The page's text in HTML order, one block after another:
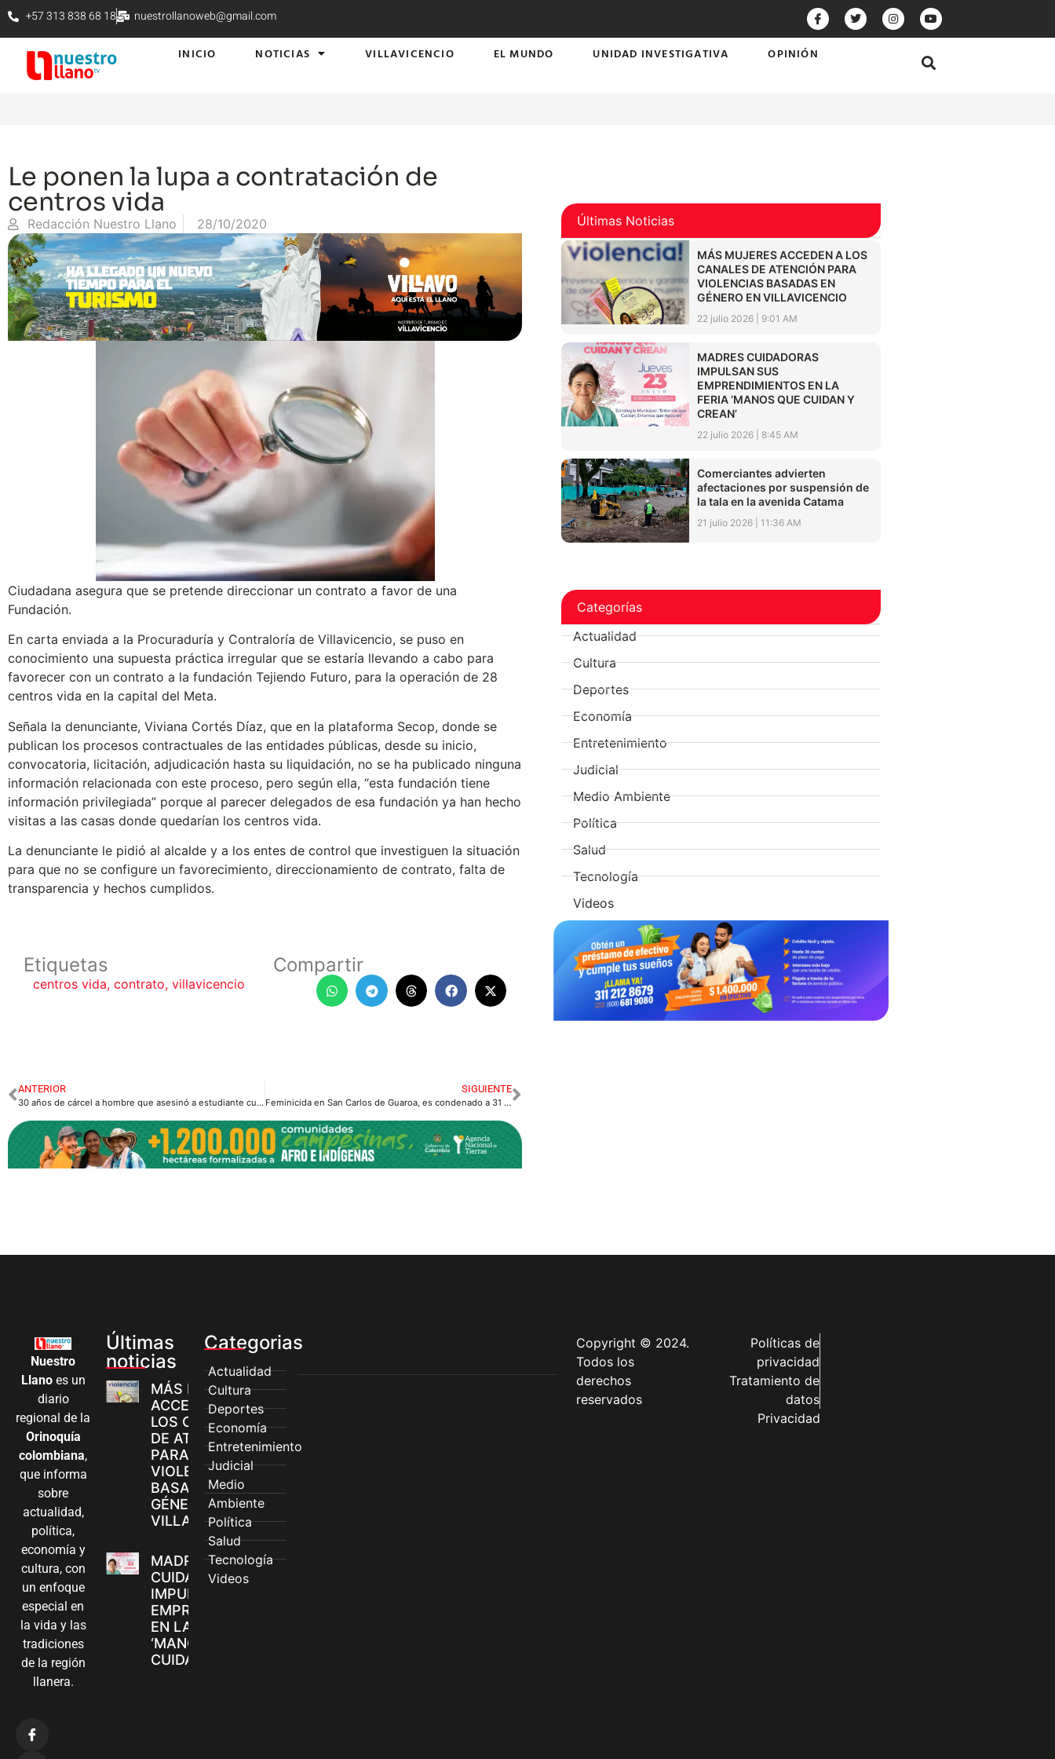
+57 313 838 68 18 nuestrollanoweb@gmail.com
INICIO NOTICIAS VILLAVICENCIO EL MUNDO UNIDAD INVESTIGATIVA OPINIÓN
Le ponen la lupa a contratación de
centros vida
Redacción Nuestro Llano 28/10/2020
Ciudadana asegura que se pretende direccionar un contrato a favor de una
Fundación.
En carta enviada a la Procuraduría y Contraloría de Villavicencio, se puso en
conocimiento una supuesta práctica irregular que se estaría llevando a cabo para
favorecer con un contrato a la fundación Tejiendo Futuro, para la operación de 28
centros vida en la capital del Meta.
Señala la denunciante, Viviana Cortés Díaz, que en la plataforma Secop, donde se
publican los procesos contractuales de las entidades públicas, desde su inicio,
convocatoria, licitación, adjudicación hasta su liquidación, no se ha publicado ninguna
información relacionada con este proceso, pero según ella, “esta fundación tiene
información privilegiada” porque al parecer delegados de esa fundación ya han hecho
visitas a las casas donde quedarían los centros vida.
La denunciante le pidió al alcalde y a los entes de control que investiguen la situación
para que no se configure un favorecimiento, direccionamiento de contrato, falta de
transparencia y hechos cumplidos.
Etiquetas
centros vida, contrato, villavicencio
Compartir
ANTERIOR
30 años de cárcel a hombre que asesinó a estudiante cuando se dirigía a presentar el ICFES.
SIGUIENTE
Feminicida en San Carlos de Guaroa, es condenado a 31 años de presión.
Últimas Noticias
MÁS MUJERES ACCEDEN A LOS
CANALES DE ATENCIÓN PARA
VIOLENCIAS BASADAS EN
GÉNERO EN VILLAVICENCIO
22 julio 2026 9:01 AM
MADRES CUIDADORAS
IMPULSAN SUS
EMPRENDIMIENTOS EN LA
FERIA ‘MANOS QUE CUIDAN Y
CREAN’
22 julio 2026 8:45 AM
Comerciantes advierten
afectaciones por suspensión de
la tala en la avenida Catama
21 julio 2026 11:36 AM
Categorías
Actualidad
Cultura
Deportes
Economía
Entretenimiento
Judicial
Medio Ambiente
Política
Salud
Tecnología
Videos
Nuestro
Llanoes un
diario
regional de la
Orinoquía
colombiana,
que informa
sobre
actualidad,
política,
economía y
cultura, con
un enfoque
especial en
la vida y las
tradiciones
de la región
llanera.
Últimas
noticias
MÁS MUJERES
ACCEDEN A
LOS CANALES
DE ATENCIÓN
PARA
VIOLENCIAS
BASADAS EN
GÉNERO EN
VILLAVICENCIO
MADRES
CUIDADORAS
IMPULSAN SUS
EMPRENDIMIENTOS
EN LA FERIA
‘MANOS QUE
CUIDAN Y CREAN’
Categorias
Actualidad
Cultura
Deportes
Economía
Entretenimiento
Judicial
Medio
Ambiente
Política
Salud
Tecnología
Videos
Copyright © 2024.
Todos los
derechos
reservados
Políticas de
privacidad
Tratamiento de
datos
Privacidad